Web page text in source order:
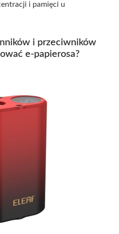
i pamięci u
i przeciwników
e-papierosa?